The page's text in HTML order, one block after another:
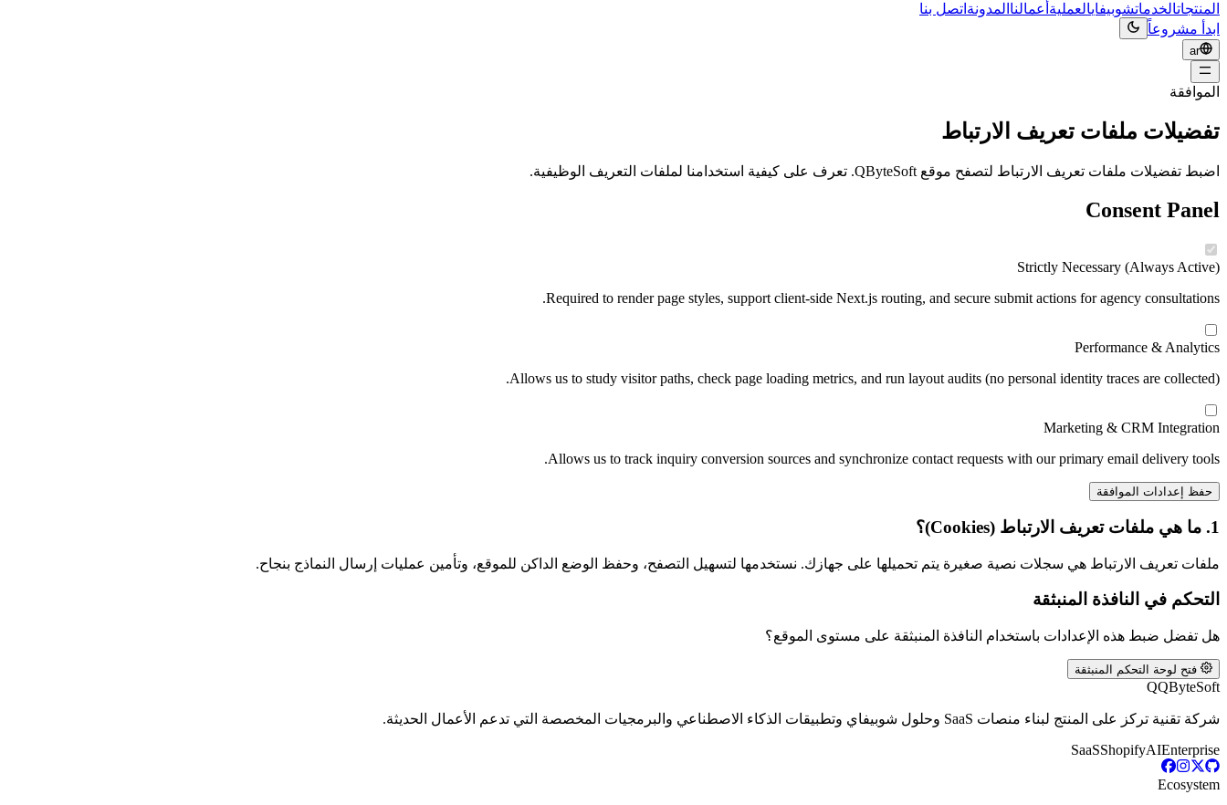
المنتجاتالخدماتشوبيفايالعملية أعمالنا المدونة اتصل بنا
ابدأ مشروعاً
ar
الموافقة
تفضيلات ملفات تعريف الارتباط
اضبط تفضيلات ملفات تعريف الارتباط لتصفح موقع QByteSoft. تعرف على كيفية استخدامنا لملفات التعريف الوظيفية.
Consent Panel
Strictly Necessary (Always Active)
Required to render page styles, support client-side Next.js routing, and secure submit actions for agency consultations.
Performance & Analytics
Allows us to study visitor paths, check page loading metrics, and run layout audits (no personal identity traces are collected).
Marketing & CRM Integration
Allows us to track inquiry conversion sources and synchronize contact requests with our primary email delivery tools.
حفظ إعدادات الموافقة
1. ما هي ملفات تعريف الارتباط (Cookies)؟
ملفات تعريف الارتباط هي سجلات نصية صغيرة يتم تحميلها على جهازك. نستخدمها لتسهيل التصفح، وحفظ الوضع الداكن للموقع، وتأمين عمليات إرسال النماذج بنجاح.
التحكم في النافذة المنبثقة
هل تفضل ضبط هذه الإعدادات باستخدام النافذة المنبثقة على مستوى الموقع؟
فتح لوحة التحكم المنبثقة
QQByteSoft
شركة تقنية تركز على المنتج لبناء منصات SaaS وحلول شوبيفاي وتطبيقات الذكاء الاصطناعي والبرمجيات المخصصة التي تدعم الأعمال الحديثة.
SaaSShopifyAIEnterprise
Ecosystem